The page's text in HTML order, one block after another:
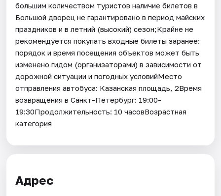
большим количеством туристов наличие билетов в
Большой дворец не гарантировано в период майских
праздников и в летний (высокий) сезон;Крайне не
рекомендуется покупать входные билеты заранее:
порядок и время посещения объектов может быть
изменено гидом (организаторами) в зависимости от
дорожной ситуации и погодных условийМесто
отправления автобуса: Казанская площадь, 2Время
возвращения в Санкт-Петербург: 19:00-
19:30Продолжительность: 10 часовВозрастная
категория
Адрес